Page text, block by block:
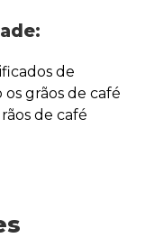
de
grãos de café
de café